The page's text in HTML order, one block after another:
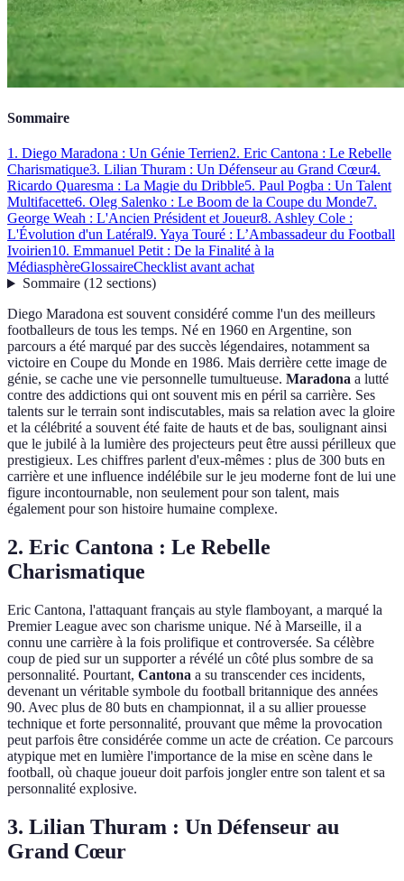
Sommaire
1. Diego Maradona : Un Génie Terrien2. Eric Cantona : Le Rebelle
Charismatique3. Lilian Thuram : Un Défenseur au Grand Cœur4.
Ricardo Quaresma : La Magie du Dribble5. Paul Pogba : Un Talent
Multifacette6. Oleg Salenko : Le Boom de la Coupe du Monde7.
George Weah : L'Ancien Président et Joueur8. Ashley Cole :
L'Évolution d'un Latéral9. Yaya Touré : L’Ambassadeur du Football
Ivoirien10. Emmanuel Petit : De la Finalité à la
MédiasphèreGlossaireChecklist avant achat
Sommaire(12 sections)
Diego Maradona est souvent considéré comme l'un des meilleurs
footballeurs de tous les temps. Né en 1960 en Argentine, son
parcours a été marqué par des succès légendaires, notamment sa
victoire en Coupe du Monde en 1986. Mais derrière cette image de
génie, se cache une vie personnelle tumultueuse. Maradona a lutté
contre des addictions qui ont souvent mis en péril sa carrière. Ses
talents sur le terrain sont indiscutables, mais sa relation avec la gloire
et la célébrité a souvent été faite de hauts et de bas, soulignant ainsi
que le jubilé à la lumière des projecteurs peut être aussi périlleux que
prestigieux. Les chiffres parlent d'eux-mêmes : plus de 300 buts en
carrière et une influence indélébile sur le jeu moderne font de lui une
figure incontournable, non seulement pour son talent, mais
également pour son histoire humaine complexe.
2. Eric Cantona : Le Rebelle
Charismatique
Eric Cantona, l'attaquant français au style flamboyant, a marqué la
Premier League avec son charisme unique. Né à Marseille, il a
connu une carrière à la fois prolifique et controversée. Sa célèbre
coup de pied sur un supporter a révélé un côté plus sombre de sa
personnalité. Pourtant, Cantona a su transcender ces incidents,
devenant un véritable symbole du football britannique des années
90. Avec plus de 80 buts en championnat, il a su allier prouesse
technique et forte personnalité, prouvant que même la provocation
peut parfois être considérée comme un acte de création. Ce parcours
atypique met en lumière l'importance de la mise en scène dans le
football, où chaque joueur doit parfois jongler entre son talent et sa
personnalité explosive.
3. Lilian Thuram : Un Défenseur au
Grand Cœur